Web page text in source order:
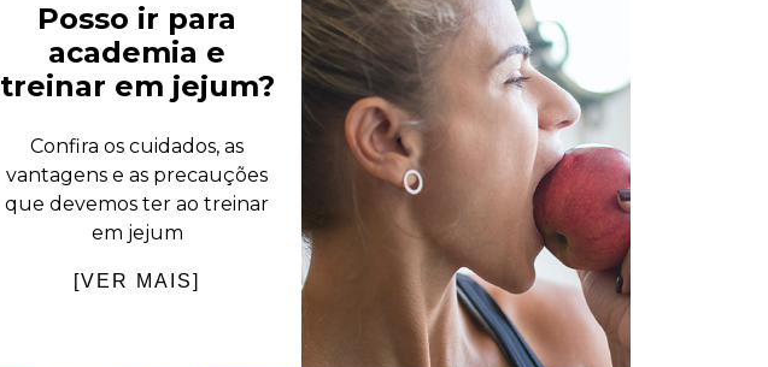
Posso ir para
academia e
treinar em jejum?
Confira os cuidados, as
vantagens e as precauções
que devemos ter ao treinar
em jejum
[VER MAIS]